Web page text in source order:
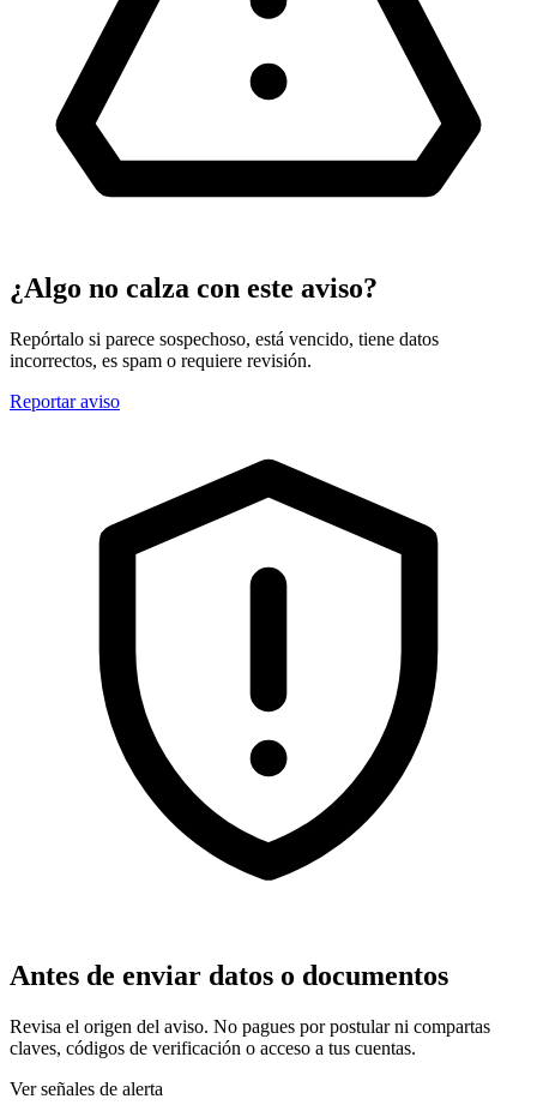
¿Algo no calza con este aviso?
Repórtalo si parece sospechoso, está vencido, tiene datos
incorrectos, es spam o requiere revisión.
Reportar aviso
Antes de enviar datos o documentos
Revisa el origen del aviso. No pagues por postular ni compartas
claves, códigos de verificación o acceso a tus cuentas.
Ver señales de alerta